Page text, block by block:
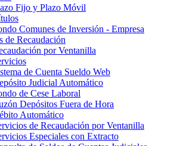
Fijo y Plazo Móvil
Comunes de Inversión - Empresa
de Recaudación
por Ventanilla
de Cuenta Sueldo Web
Judicial Automático
de Cese Laboral
Depósitos Fuera de Hora
Automático
de Recaudación por Ventanilla
Especiales con Extracto